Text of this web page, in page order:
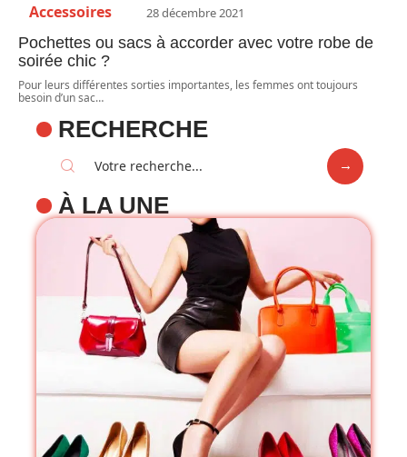
Accessoires 28 décembre 2021
Pochettes ou sacs à accorder avec votre robe de
soirée chic ?
Pour leurs différentes sorties importantes, les femmes ont toujours
besoin d’un sac…
RECHERCHE
À LA UNE